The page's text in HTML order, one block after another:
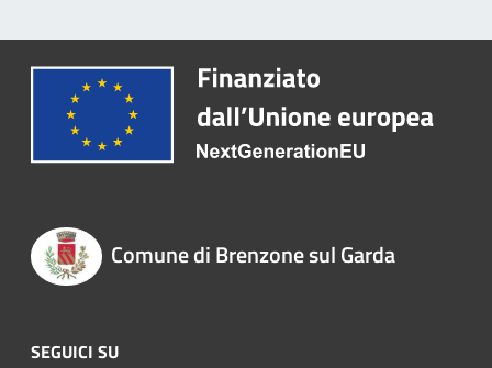
Comune di Brenzone sul Garda
SEGUICI SU